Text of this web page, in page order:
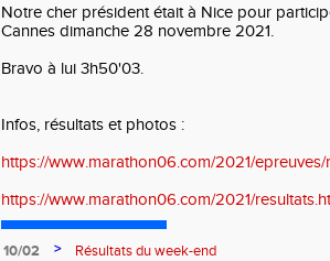
Notre cher président était à Nice pour
Cannes dimanche 28 novembre 2021.
Bravo à lui 3h50'03.
Infos, résultats et photos :
https://www.marathon06.com/2021/
https://www.marathon06.com/2021/
10/02 >
Résultats du week-end